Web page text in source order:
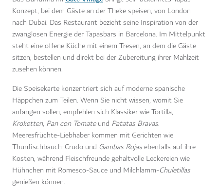
Konzept, bei dem Gäste an der Theke speisen, von London
nach Dubai. Das Restaurant bezieht seine Inspiration von der
zwanglosen Energie der Tapasbars in Barcelona. Im Mittelpunkt
steht eine offene Küche mit einem Tresen, an dem die Gäste
sitzen, bestellen und direkt bei der Zubereitung ihrer Mahlzeit
zusehen können.
Die Speisekarte konzentriert sich auf moderne spanische
Häppchen zum Teilen. Wenn Sie nicht wissen, womit Sie
anfangen sollen, empfehlen sich Klassiker wie Tortilla,
Kroketten, Pan con Tomateund Patatas Bravas.
Meeresfrüchte-Liebhaber kommen mit Gerichten wie
Thunfischbauch-Crudo und Gambas Rojasebenfalls auf ihre
Kosten, während Fleischfreunde gehaltvolle Leckereien wie
Hühnchen mit Romesco-Sauce und Milchlamm-Chuletillas
genießen können.